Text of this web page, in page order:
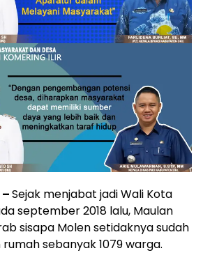
Sejak menjabat jadi Wali Kota
september 2018 lalu, Maulan
sisapa Molen setidaknya sudah
sebanyak 1079 warga.